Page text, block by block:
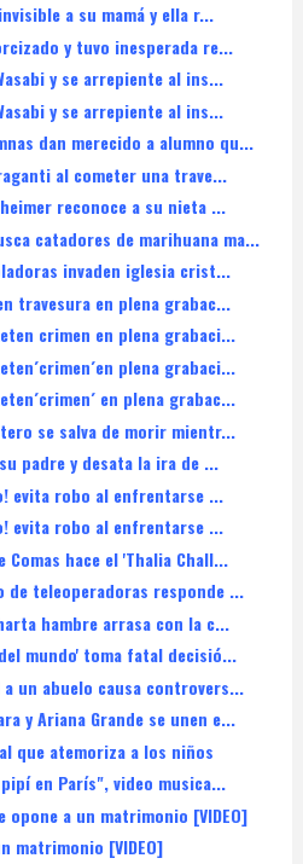
a su mamá y ella r...
y tuvo inesperada re...
y se arrepiente al ins...
y se arrepiente al ins...
dan merecido a alumno qu...
al cometer una trave...
reconoce a su nieta ...
catadores de marihuana ma...
invaden iglesia crist...
travesura en plena grabac...
crimen en plena grabaci...
plena grabaci...
en plena grabac...
se salva de morir mientr...
padre y desata la ira de ...
evita robo al enfrentarse ...
evita robo al enfrentarse ...
Comas hace el 'Thalia Chall...
de teleoperadoras responde ...
hambre arrasa con la c...
mundo' toma fatal decisió...
un abuelo causa controvers...
y Ariana Grande se unen e...
que atemoriza a los niños
en París", video musica...
opone a un matrimonio [VIDEO]
matrimonio [VIDEO]